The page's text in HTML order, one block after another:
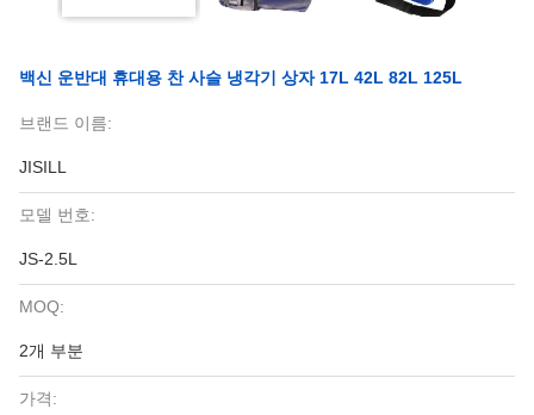
백신 운반대 휴대용 찬 사슬 냉각기 상자 17L 42L 82L 125L
브랜드 이름:
JISILL
모델 번호:
JS-2.5L
MOQ:
2개 부분
가격: